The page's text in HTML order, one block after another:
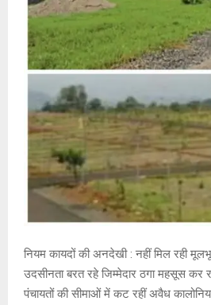
नियम कायदों की अनदेखी : नहीं मिल रही
उदसीनता बरत रहे जिम्मेदार ठगा महसूस कर
पंचायतों की सीमाओं में कट रहीं अवैध